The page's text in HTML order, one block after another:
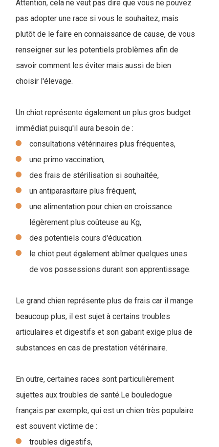
Attention, cela ne veut pas dire que vous ne pouvez
pas adopter une race si vous le souhaitez, mais
plutôt de le faire en connaissance de cause, de vous
renseigner sur les potentiels problèmes afin de
savoir comment les éviter mais aussi de bien
choisir l'élevage.
Un chiot représente également un plus gros budget
immédiat puisqu'il aura besoin de :
consultations vétérinaires plus fréquentes,
une primo vaccination,
des frais de stérilisation si souhaitée,
un antiparasitaire plus fréquent,
une alimentation pour chien en croissance
légèrement plus coûteuse au Kg,
des potentiels cours d'éducation.
le chiot peut également abîmer quelques unes
de vos possessions durant son apprentissage.
Le grand chien représente plus de frais car il mange
beaucoup plus, il est sujet à certains troubles
articulaires et digestifs et son gabarit exige plus de
substances en cas de prestation vétérinaire.
En outre, certaines races sont particulièrement
sujettes aux troubles de santé.Le bouledogue
français par exemple, qui est un chien très populaire
est souvent victime de :
troubles digestifs,